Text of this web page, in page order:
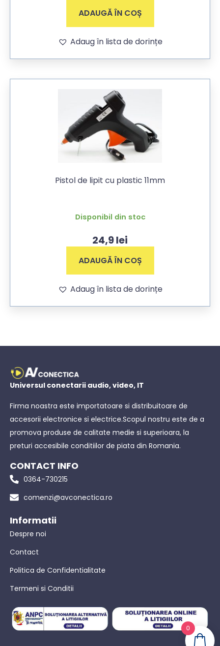
ADAUGĂ ÎN COȘ
Adaug în lista de dorințe
Pistol de lipit cu plastic 11mm
Disponibil din stoc
24,9lei
ADAUGĂ ÎN COȘ
Adaug în lista de dorințe
Universul conectarii audio, video, IT
Firma noastra este importatoare si distribuitoare de
accesorii electronice si electrice.Scopul nostru este de a
promova produse de calitate medie si superioara, la
preturi accesibile conditiilor de piata din Romania.
CONTACT INFO
0364-730215
comenzi@avconectica.ro
Informatii
Despre noi
Contact
Politica de Confidentialitate
Termeni si Conditii
0